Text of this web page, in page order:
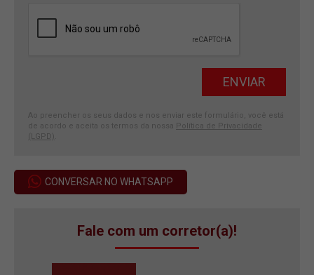
Ao preencher os seus dados e nos enviar este formulário, você está
de acordo e aceita os termos da nossa Política de Privacidade
(LGPD)
CONVERSAR NO WHATSAPP
Fale com um corretor(a)!